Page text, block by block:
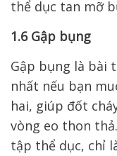
1.6 Gập bụng
Gập bụng là bài
nhất nếu bạn
hai, giúp đốt
vòng eo thon
tập thể dục, chỉ